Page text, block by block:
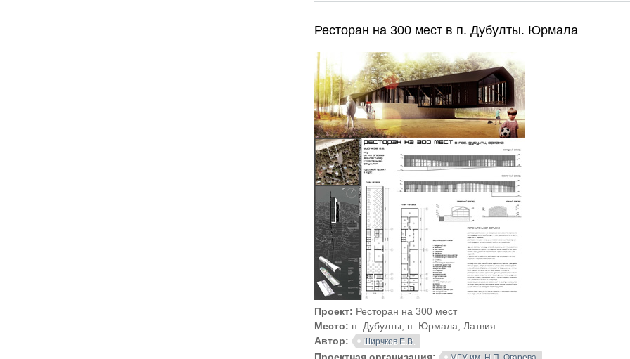
Ресторан на 300 мест в п. Дубулты. Юрмала
Проект: Ресторан на 300 мест
Место: п. Дубулты, п. Юрмала, Латвия
Автор:
Ширчков Е.В.